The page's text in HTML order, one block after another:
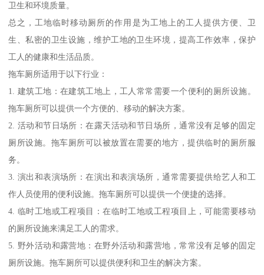
卫生和环境质量。
总之，工地临时移动厕所的作用是为工地上的工人提供方便、卫
生、私密的卫生设施，维护工地的卫生环境，提高工作效率，保护
工人的健康和生活品质。
拖车厕所适用于以下行业：
1. 建筑工地：在建筑工地上，工人常常需要一个便利的厕所设施。
拖车厕所可以提供一个方便的、移动的解决方案。
2. 活动和节日场所：在露天活动和节日场所，通常没有足够的固定
厕所设施。拖车厕所可以被放置在需要的地方，提供临时的厕所服
务。
3. 演出和表演场所：在演出和表演场所，通常需要提供给艺人和工
作人员使用的便利设施。拖车厕所可以提供一个便捷的选择。
4. 临时工地或工程项目：在临时工地或工程项目上，可能需要移动
的厕所设施来满足工人的需求。
5. 野外活动和露营地：在野外活动和露营地，常常没有足够的固定
厕所设施。拖车厕所可以提供便利和卫生的解决方案。